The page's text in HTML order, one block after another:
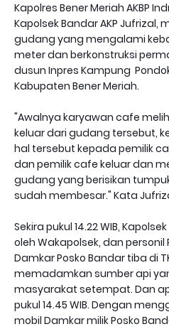
Kapolres Bener Meriah AKBP
Kapolsek Bandar AKP
gudang yang mengalami
meter dan berkonstruksi
dusun Inpres Kampung
Kabupaten Bener Meriah.
"Awalnya karyawan cafe
keluar dari gudang tersebut,
hal tersebut kepada pemilik
dan pemilik cafe keluar dan
gudang yang berisikan
sudah membesar." Kata
Sekira pukul 14.22 WIB,
oleh Wakapolsek, dan
Damkar Posko Bandar tiba di
memadamkan sumber api
masyarakat setempat. Dan
pukul 14.45 WIB. Dengan
mobil Damkar milik Posko